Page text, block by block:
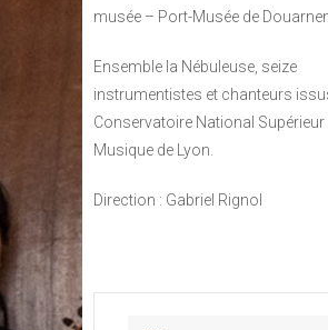
musée – Port-Musée de
Ensemble la Nébuleuse, seize
instrumentistes et chanteurs
Conservatoire National Supérieur
Musique de Lyon.
Direction : Gabriel Rignol